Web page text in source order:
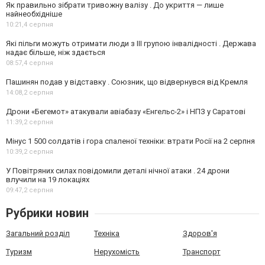
Як правильно зібрати тривожну валізу . До укриття — лише
найнеобхідніше
10:21,4 серпня
Які пільги можуть отримати люди з III групою інвалідності . Держава
надає більше, ніж здається
08:57,4 серпня
Пашинян подав у відставку . Союзник, що відвернувся від Кремля
14:08,2 серпня
Дрони «Бегемот» атакували авіабазу «Енгельс-2» і НПЗ у Саратові
11:39,2 серпня
Мінус 1 500 солдатів і гора спаленої техніки: втрати Росії на 2 серпня
10:39,2 серпня
У Повітряних силах повідомили деталі нічної атаки . 24 дрони
влучили на 19 локаціях
09:47,2 серпня
Рубрики новин
Загальний розділ Техніка Здоров'я
Туризм Нерухомість Транспорт